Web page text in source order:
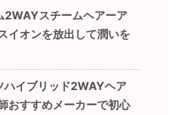
2WAYスチームヘアーア
イオンを放出して潤いを
ハイブリッド2WAYヘア
おすすめメーカーで初心